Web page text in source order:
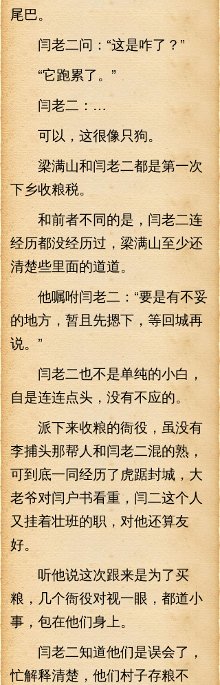
尾巴。
闫老二问：“这是咋了？”
“它跑累了。”
闫老二：…
可以，这很像只狗。
梁满山和闫老二都是第一次
下乡收粮税。
和前者不同的是，闫老二连
经历都没经历过，梁满山至少还
清楚些里面的道道。
他嘱咐闫老二：“要是有不妥
的地方，暂且先摁下，等回城再
说。”
闫老二也不是单纯的小白，
自是连连点头，没有不应的。
派下来收粮的衙役，虽没有
李捕头那帮人和闫老二混的熟，
可到底一同经历了虎踞封城，大
老爷对闫户书看重，闫二这个人
又挂着壮班的职，对他还算友
好。
听他说这次跟来是为了买
粮，几个衙役对视一眼，都道小
事，包在他们身上。
闫老二知道他们是误会了，
忙解释清楚，他们村子存粮不